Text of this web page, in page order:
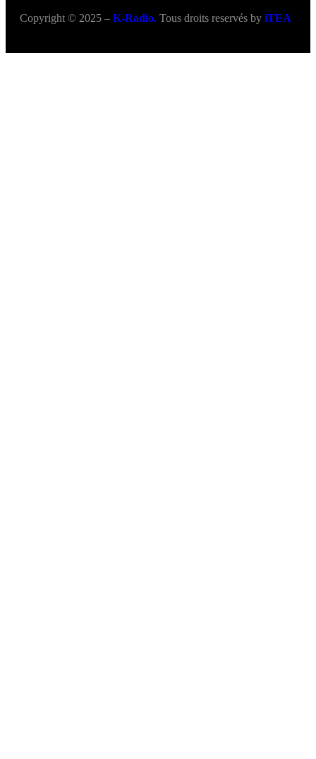
Copyright © 2025 – K-Radio. Tous droits reservés by iTEA